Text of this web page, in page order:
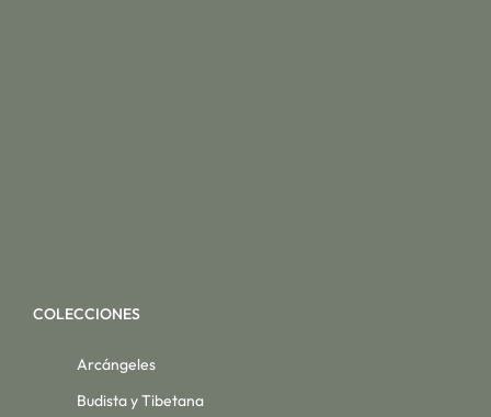
COLECCIONES
Arcángeles
Budista y Tibetana